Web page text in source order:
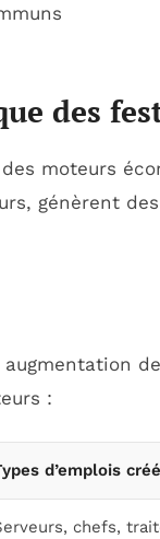
des
moteurs
génèrent
:
d’emplois
chefs,